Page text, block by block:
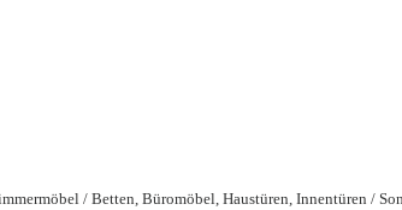
/ Betten, Büromöbel, Haustüren, Innentüren /